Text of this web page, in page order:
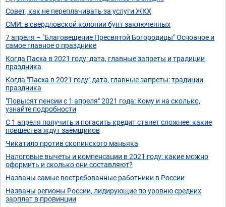
Совет, как не переплачивать за услуги ЖКХ
СМИ: в свердловской колонии бунт заключенных
7 апреля – "Благовещение Пресвятой Богородицы" Основное и
самое главное о празднике
Когда Пасха в 2021 году: дата, главные запреты и традиции
праздника
Когда "Пасха в 2021 году" дата, главные запреты: традиции
праздника
"Повысят пенсии с 1 апреля" 2021 года: Кому и на сколько,
узнайте подробности
С 1 апреля получить и погасить кредит станет сложнее: какие
новшества ждут заёмщиков
Чикатило против скопинского маньяка
Налоговые вычеты и компенсации в 2021 году: какие можно
оформить и сколько они составляют?
Названы самые востребованные работники в России
Названы регионы России, лидирующие по уровню средних
зарплат в провинции